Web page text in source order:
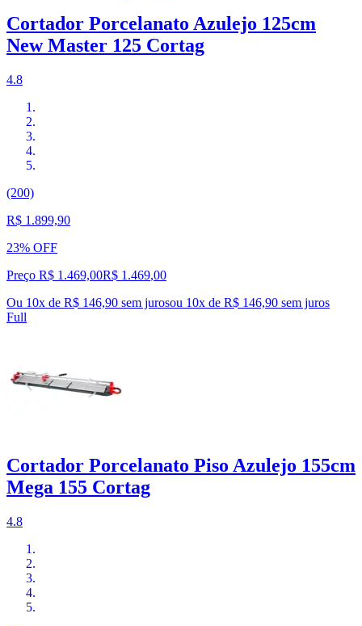
Cortador Porcelanato Azulejo 125cm
New Master 125 Cortag
4.8
(200)
R$ 1.899,90
23% OFF
Preço R$ 1.469,00R$ 1.469,00
Ou 10x de R$ 146,90 sem jurosou 10x de R$ 146,90 sem juros
Full
Cortador Porcelanato Piso Azulejo 155cm
Mega 155 Cortag
4.8